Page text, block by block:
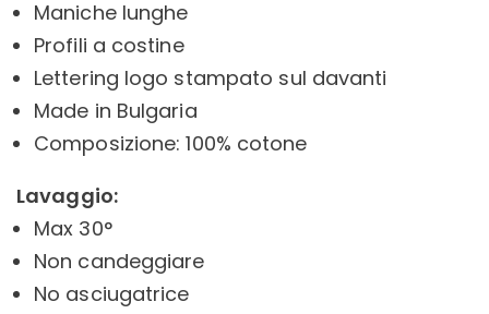
Maniche lunghe
Profili a costine
Lettering logo stampato sul davanti
Made in Bulgaria
Composizione: 100% cotone
Lavaggio:
Max 30°
Non candeggiare
No asciugatrice